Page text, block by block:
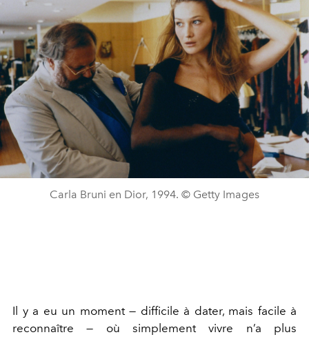
Carla Bruni en Dior, 1994. © Getty Images
Il y a eu un moment — difficile à dater, mais facile à
reconnaître — où simplement vivre n’a plus